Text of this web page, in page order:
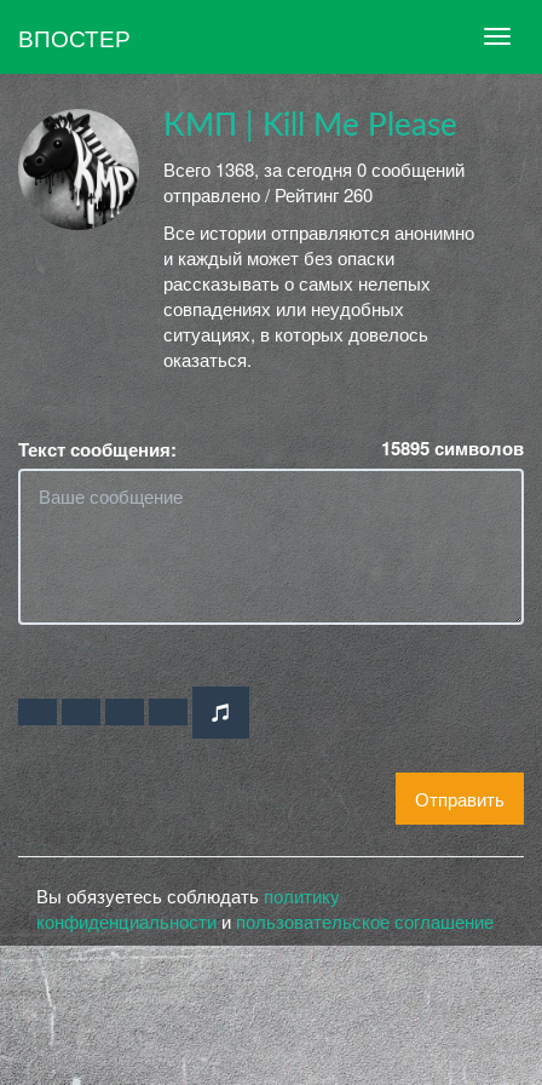
ВПОСТЕР
КМП | Kill Me Please
Всего 1368, за сегодня 0 сообщений
отправлено / Рейтинг 260
Все истории отправляются анонимно
и каждый может без опаски
рассказывать о самых нелепых
совпадениях или неудобных
ситуациях, в которых довелось
оказаться.
Текст сообщения: 15895символов
Отправить
Вы обязуетесь соблюдатьполитику
конфиденциальностиипользовательское соглашение